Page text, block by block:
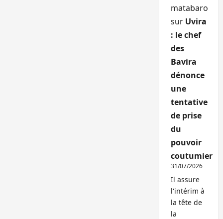
matabaro
sur Uvira
: le chef
des
Bavira
dénonce
une
tentative
de prise
du
pouvoir
coutumier
31/07/2026
Il assure
l'intérim à
la tête de
la